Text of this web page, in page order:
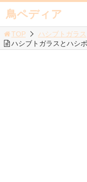
鳥ペディア
TOP
ハシブトガラス
ハシブトガラスとハシ